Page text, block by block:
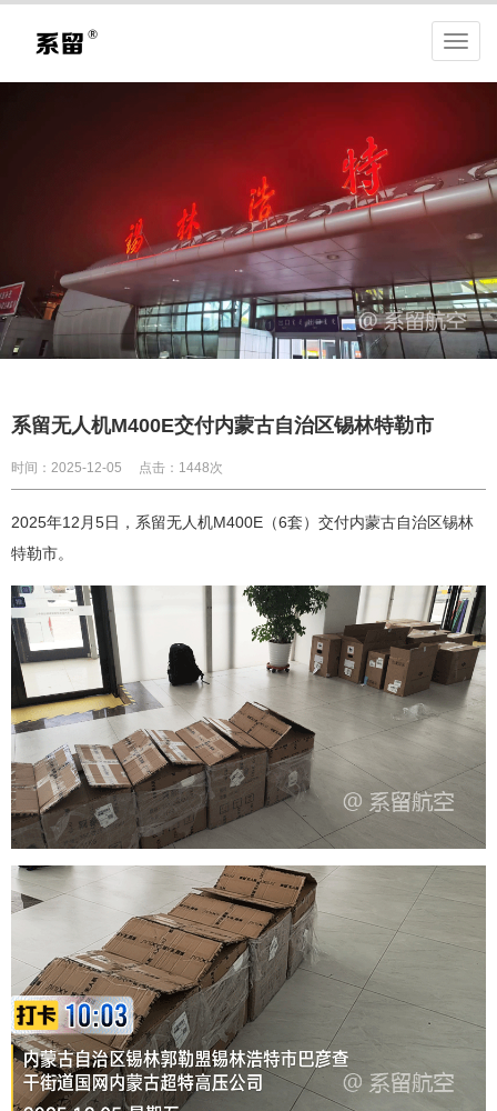
系留无人机M400E交付内蒙古自治区锡林特勒市
时间：2025-12-05 点击：1448次
2025年12月5日， 系留无人机M400E（6套）交付内蒙古自治区锡林
特勒市。